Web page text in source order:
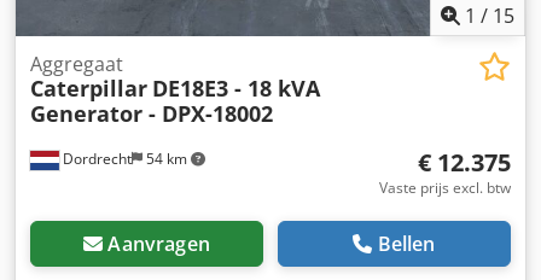
1 / 15
Dordrecht 54 km
Aggregaat
Caterpillar DE18E3 - 18 kVA
Generator - DPX-18002
€ 12.375
Vaste prijs excl. btw
Aanvragen Bellen